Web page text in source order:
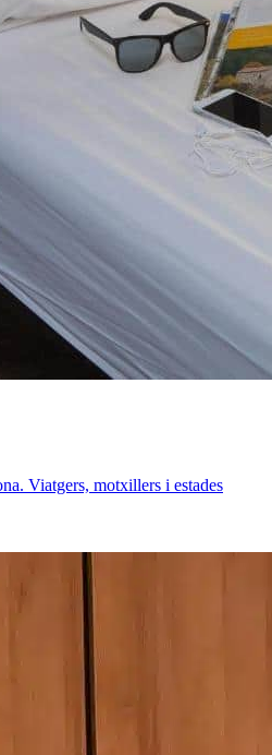
Viatgers, motxillers i estades